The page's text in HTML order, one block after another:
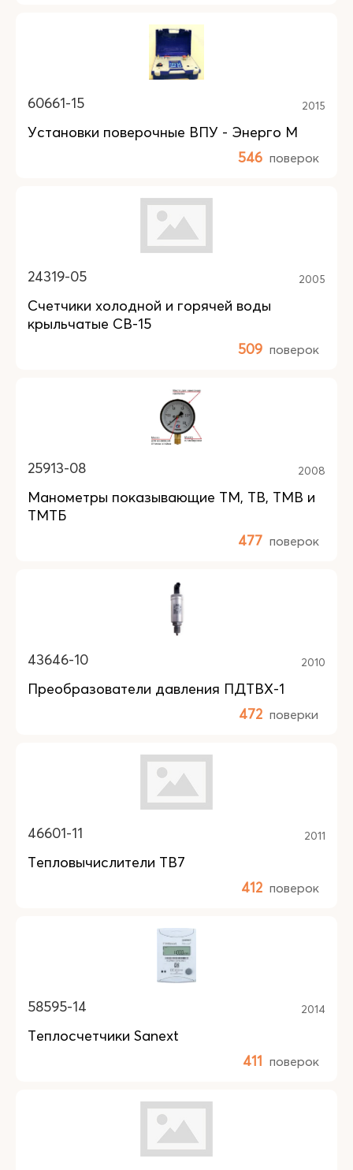
60661-15 2015
Установки поверочные ВПУ - Энерго М
546 поверок
24319-05 2005
Счетчики холодной и горячей воды
крыльчатые СВ-15
509 поверок
25913-08 2008
Манометры показывающие ТМ, ТВ, ТМВ и
ТМТБ
477 поверок
43646-10 2010
Преобразователи давления ПДТВХ-1
472 поверки
46601-11 2011
Тепловычислители ТВ7
412 поверок
58595-14 2014
Теплосчетчики Sanext
411 поверок